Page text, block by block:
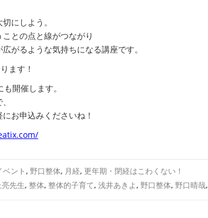
にしよう。
との点と線がつながり
がるような気持ちになる講座です。
ます！
開催します。
お申込みくださいね！
ベント, 野口整体, 月経, 更年期・閉経はこわくない！
先生, 整体, 整体的子育て, 浅井あきよ, 野口整体, 野口晴哉,